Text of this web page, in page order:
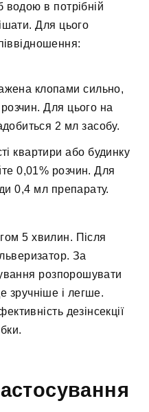
водою в потрібній
Для цього
клопами сильно,
Для цього на
2 мл засобу.
квартири або будинку
0,01% розчин. Для
0,4 мл препарату.
5 хвилин. Після
За
розпорошувати
зручніше і легше.
дезінсекції